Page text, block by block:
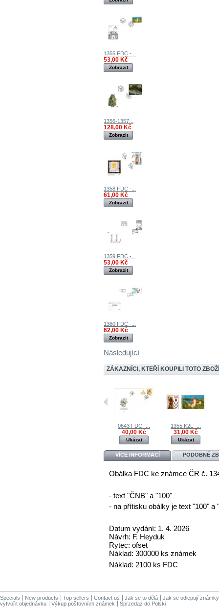
1355 FDC -...
53,00 Kč
Zobrazit
1356-1357...
128,00 Kč
Zobrazit
1358 FDC -...
61,00 Kč
Zobrazit
1359 FDC -...
53,00 Kč
Zobrazit
1360 FDC -...
62,00 Kč
Zobrazit
Následující
ZÁKAZNÍCI, KTEŘÍ KOUPILI TOTO
0643 FDC -...
40,00 Kč
Ukázat
1355 K2L -...
31,00 Kč
Ukázat
VÍCE INFORMACÍ PODOBNÉ
Obálka FDC ke známce ČR č.
- text "ČNB" a "100"
- na přítisku obálky je text "100"
Datum vydání: 1. 4. 2026
Návrh: F. Heyduk
Rytec: ofset
Náklad: 300000 ks známek
Náklad: 2100 ks FDC
Specials New products Top sellers Contact us Jak se to dělá
Jak se odlepují známky
vytvořit objednávku
Výkup poštovních známek Sprzedaż do Polski